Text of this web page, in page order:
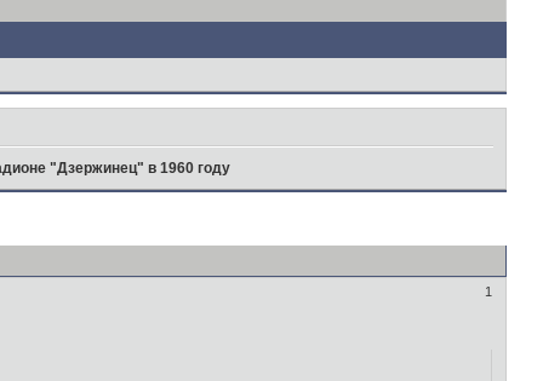
"Дзержинец" в 1960 году
1